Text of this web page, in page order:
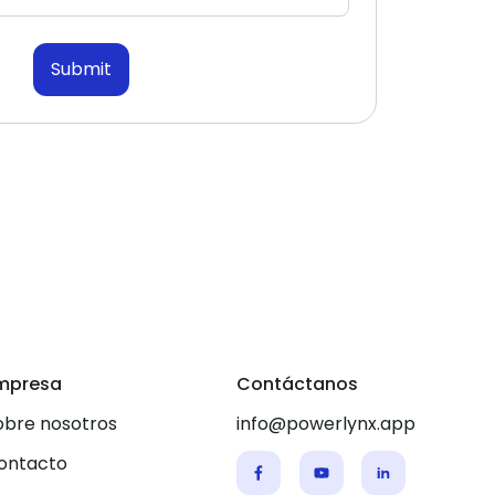
Submit
nosotros
Contáctanos
info@powerlynx.app